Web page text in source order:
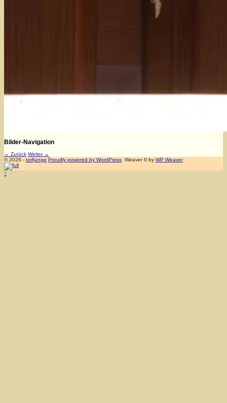
Bilder-Navigation
← Zurück Weiter →
© 2026 - torfjunge Proudly powered by WordPress Weaver II by WP Weaver
↑